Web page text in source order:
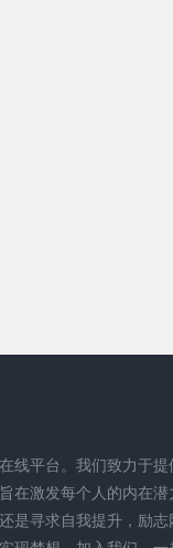
线平台。我们致力于
在激发每个人的内在
是寻求自我提升，励